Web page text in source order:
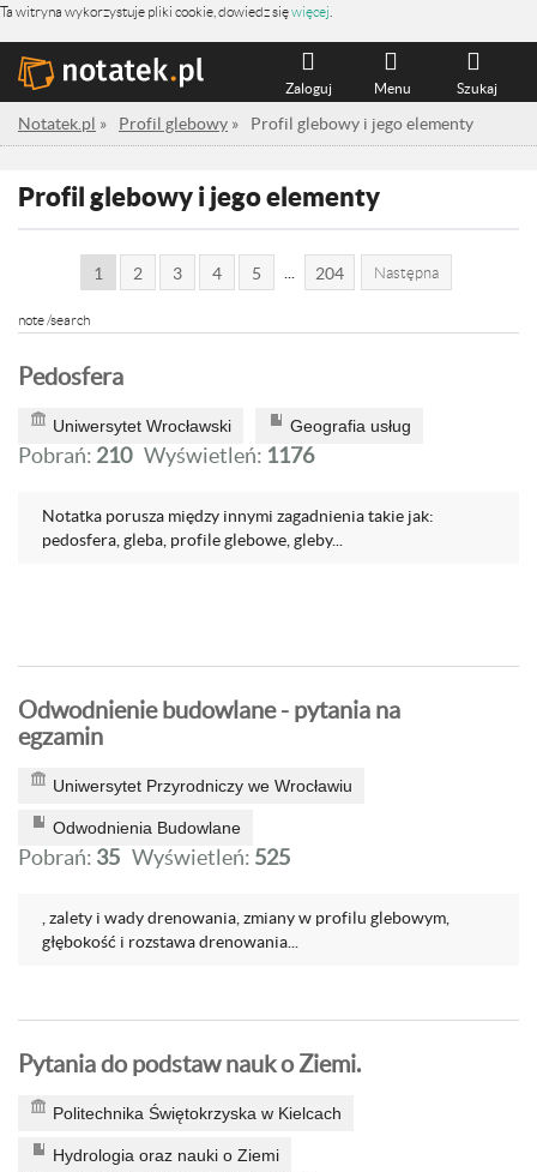
Ta witryna wykorzystuje pliki cookie, dowiedz sięwięcej
Szukaj
Menu
Zaloguj
Notatek.pl » Profil glebowy » Profil glebowy i jego elementy
Profil glebowy i jego elementy
1 2 3 4 5 204 Następna
note /search
Pedosfera
Uniwersytet Wrocławski Geografia usług
Pobrań: 210 Wyświetleń: 1176
Notatka porusza między innymi zagadnienia takie jak:
pedosfera, gleba, profile glebowe, gleby...
Odwodnienie budowlane - pytania na
egzamin
Uniwersytet Przyrodniczy we Wrocławiu
Odwodnienia Budowlane
Pobrań: 35 Wyświetleń: 525
, zalety i wady drenowania, zmiany w profilu glebowym,
głębokość i rozstawa drenowania...
Pytania do podstaw nauk o Ziemi.
Politechnika Świętokrzyska w Kielcach
Hydrologia oraz nauki o Ziemi